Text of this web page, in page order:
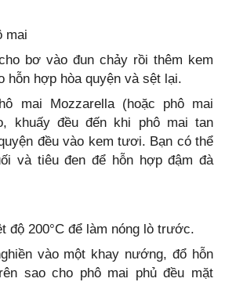
mai
bơ vào đun chảy rồi thêm kem
hỗn hợp hòa quyện và sệt lại.
mai Mozzarella (hoặc phô mai
khuấy đều đến khi phô mai tan
đều vào kem tươi. Bạn có thể
và tiêu đen để hỗn hợp đậm đà
độ 200°C để làm nóng lò trước.
vào một khay nướng, đổ hỗn
sao cho phô mai phủ đều mặt